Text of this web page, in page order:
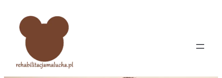
treści